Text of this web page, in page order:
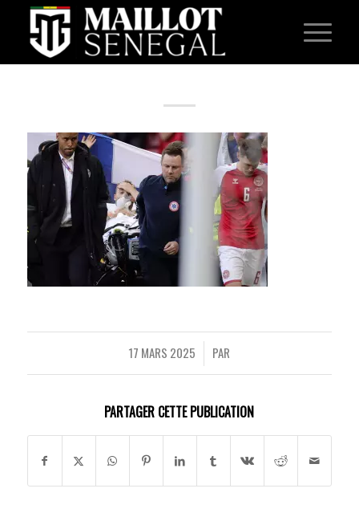
17 MARS 2025
/ PAR
PARTAGER CETTE PUBLICATION